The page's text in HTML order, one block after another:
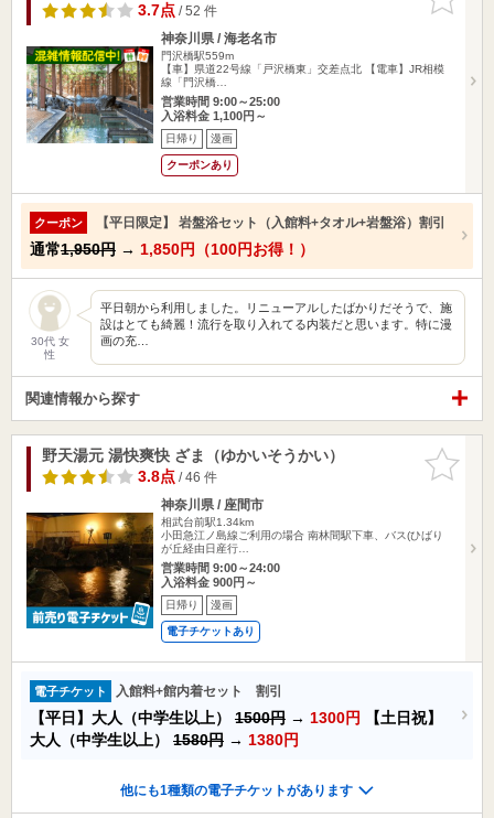
りに追加
3.7点/ 52 件
神奈川県 / 海老名市
門沢橋駅559m
【車】県道22号線「戸沢橋東」交差点北 【電車】JR相模
線「門沢橋…
営業時間 9:00～25:00
入浴料金 1,100円～
日帰り 漫画
クーポンあり
クーポン 【平日限定】 岩盤浴セット（入館料+タオル+岩盤浴）割引
通常1,950円 → 1,850円（100円お得！）
30代 女
性
平日朝から利用しました。リニューアルしたばかりだそうで、施
設はとても綺麗！流行を取り入れてる内装だと思います。特に漫
画の充…
関連情報から探す
お気に入
りに追加
野天湯元 湯快爽快 ざま（ゆかいそうかい）
3.8点/ 46 件
神奈川県 / 座間市
相武台前駅1.34km
小田急江ノ島線ご利用の場合 南林間駅下車、バス(ひばり
が丘経由日産行…
営業時間 9:00～24:00
入浴料金 900円～
日帰り 漫画
電子チケットあり
電子チケット 入館料+館内着セット 割引
【平日】大人（中学生以上） 1500円 → 1300円
【土日祝】
大人（中学生以上） 1580円 → 1380円
他にも1種類の電子チケットがあります